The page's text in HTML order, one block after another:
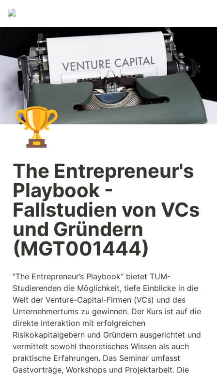
🏆
The Entrepreneur's
Playbook -
Fallstudien von VCs
und Gründern
(MGT001444)
"The Entrepreneur’s Playbook“ bietet TUM-
Studierenden die Möglichkeit, tiefe Einblicke in die
Welt der Venture-Capital-Firmen (VCs) und des
Unternehmertums zu gewinnen. Der Kurs ist auf die
direkte Interaktion mit erfolgreichen
Risikokapitalgebern und Gründern ausgerichtet und
vermittelt sowohl theoretisches Wissen als auch
praktische Erfahrungen. Das Seminar umfasst
Gastvorträge, Workshops und Projektarbeit. Die